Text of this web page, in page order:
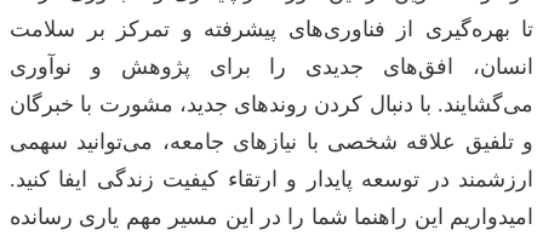
تا بهره‌گیری از فناوری‌های پیشرفته و تمرکز بر سلامت
انسان، افق‌های جدیدی را برای پژوهش و نوآوری
می‌گشایند. با دنبال کردن روندهای جدید، مشورت با خبرگان
و تلفیق علاقه شخصی با نیازهای جامعه، می‌توانید سهمی
ارزشمند در توسعه پایدار و ارتقاء کیفیت زندگی ایفا کنید.
امیدواریم این راهنما شما را در این مسیر مهم یاری رسانده